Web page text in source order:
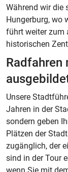
Während wir die
Hungerburg, wo
führt weiter zum
historischen
Radfahren
Unsere
Jahren in der
sondern geben
Plätzen der
zugänglich, der
sind in der Tour